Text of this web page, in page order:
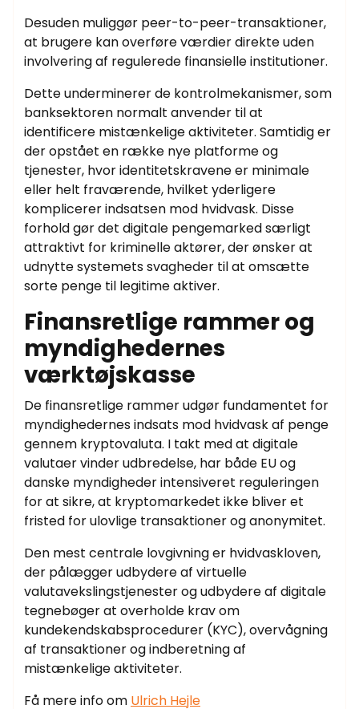
Desuden muliggør peer-to-peer-transaktioner,
at brugere kan overføre værdier direkte uden
involvering af regulerede finansielle institutioner.
Dette underminerer de kontrolmekanismer, som
banksektoren normalt anvender til at
identificere mistænkelige aktiviteter. Samtidig er
der opstået en række nye platforme og
tjenester, hvor identitetskravene er minimale
eller helt fraværende, hvilket yderligere
komplicerer indsatsen mod hvidvask. Disse
forhold gør det digitale pengemarked særligt
attraktivt for kriminelle aktører, der ønsker at
udnytte systemets svagheder til at omsætte
sorte penge til legitime aktiver.
Finansretlige rammer og
myndighedernes
værktøjskasse
De finansretlige rammer udgør fundamentet for
myndighedernes indsats mod hvidvask af penge
gennem kryptovaluta. I takt med at digitale
valutaer vinder udbredelse, har både EU og
danske myndigheder intensiveret reguleringen
for at sikre, at kryptomarkedet ikke bliver et
fristed for ulovlige transaktioner og anonymitet.
Den mest centrale lovgivning er hvidvaskloven,
der pålægger udbydere af virtuelle
valutavekslingstjenester og udbydere af digitale
tegnebøger at overholde krav om
kundekendskabsprocedurer (KYC), overvågning
af transaktioner og indberetning af
mistænkelige aktiviteter.
Få mere info om Ulrich Hejle